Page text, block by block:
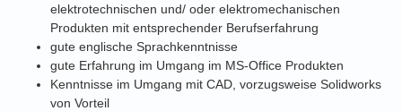
elektrotechnischen und/ oder elektromechanischen
Produkten mit entsprechender Berufserfahrung
gute englische Sprachkenntnisse
gute Erfahrung im Umgang im MS-Office Produkten
Kenntnisse im Umgang mit CAD, vorzugsweise Solidworks
von Vorteil